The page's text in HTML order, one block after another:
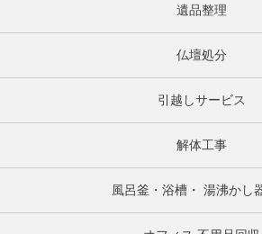
遺品整理
仏壇処分
引越しサービス
解体工事
風呂釜・浴槽・ 湯沸かし